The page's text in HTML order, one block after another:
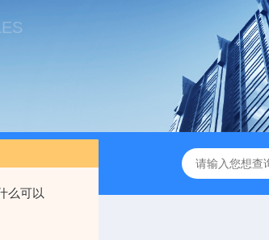
么可以
XRP305D系列管段式多声道超声波流量计